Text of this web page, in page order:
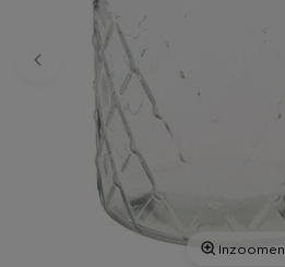
Inzoomen